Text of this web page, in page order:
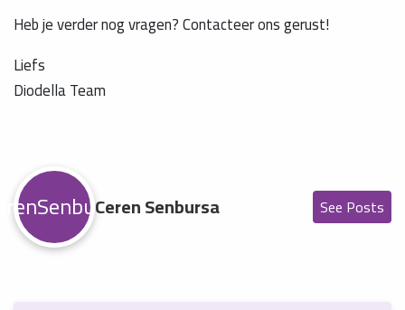
Heb je verder nog vragen? Contacteer ons gerust!
Liefs
Diodella Team
Ceren Senbursa See Posts